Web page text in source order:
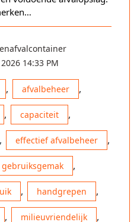
14:33 PM
, afvalbeheer ,
, capaciteit ,
, effectief afvalbeheer ,
gebruiksgemak ,
, handgrepen ,
, milieuvriendelijk ,